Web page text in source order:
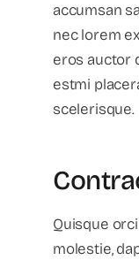
accumsan
nec lorem
eros auctor
estmi
scelerisque.
Quisque
molestie,